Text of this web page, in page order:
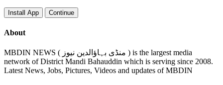
Install App Continue
About
MBDIN NEWS ( منڈی بہاؤالدین نیوز ) is the largest media
network of District Mandi Bahauddin which is serving since 2008.
Latest News, Jobs, Pictures, Videos and updates of MBDIN